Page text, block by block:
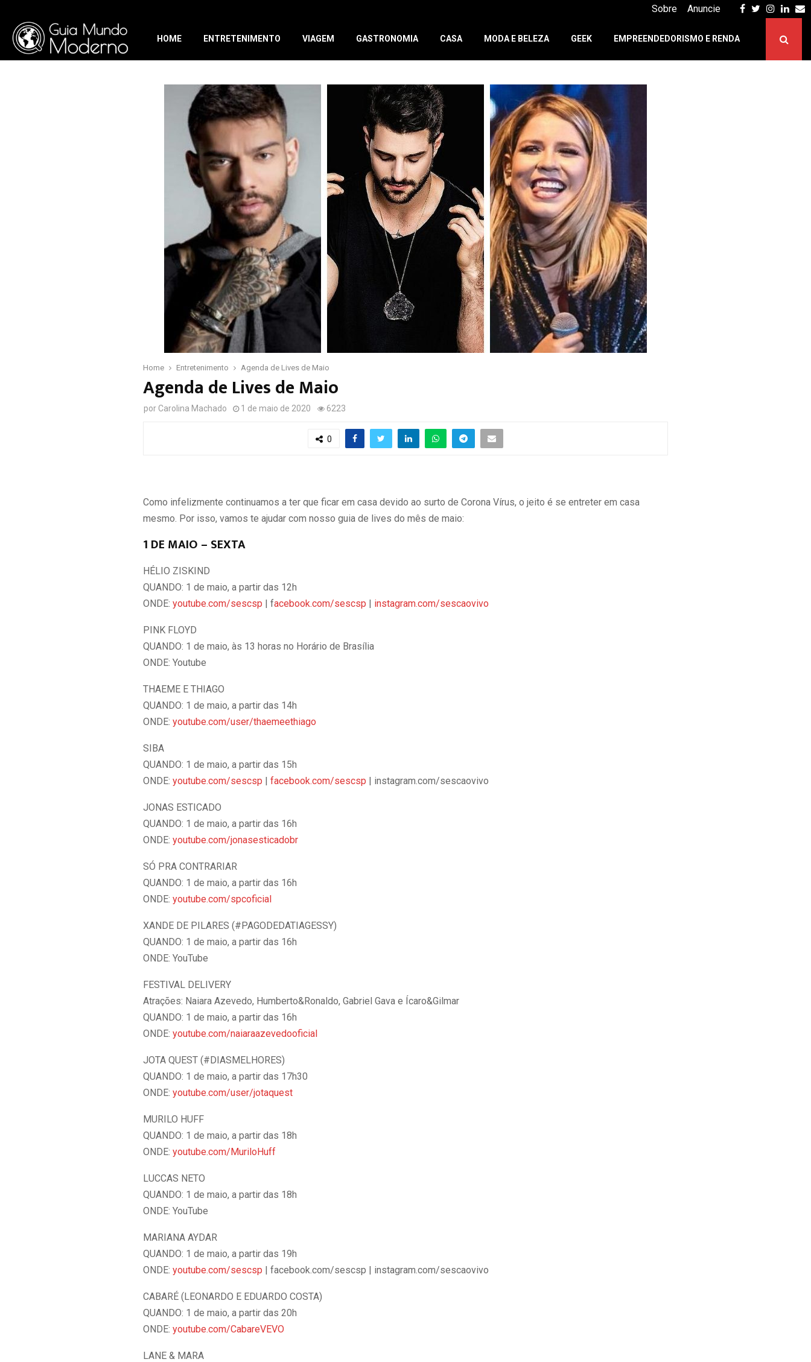
Facebook
Twitter
Sobre Anuncie
HOME ENTRETENIMENTO VIAGEM GASTRONOMIA CASA MODA E BELEZA GEEK EMPREENDEDORISMO E RENDA
Home Entretenimento Agenda de Lives de Maio
Agenda de Lives de Maio
por Carolina Machado 1 de maio de 2020 6223
0
Como infelizmente continuamos a ter que ficar em casa devido ao surto de Corona Vírus, o jeito é se entreter em casa
mesmo. Por isso, vamos te ajudar com nosso guia de lives do mês de maio:
1 DE MAIO – SEXTA
HÉLIO ZISKIND
QUANDO: 1 de maio, a partir das 12h
ONDE: youtube.com/sescsp | facebook.com/sescsp | instagram.com/sescaovivo
PINK FLOYD
QUANDO: 1 de maio, às 13 horas no Horário de Brasília
ONDE: Youtube
THAEME E THIAGO
QUANDO: 1 de maio, a partir das 14h
ONDE: youtube.com/user/thaemeethiago
SIBA
QUANDO: 1 de maio, a partir das 15h
ONDE: youtube.com/sescsp | facebook.com/sescsp | instagram.com/sescaovivo
JONAS ESTICADO
QUANDO: 1 de maio, a partir das 16h
ONDE: youtube.com/jonasesticadobr
SÓ PRA CONTRARIAR
QUANDO: 1 de maio, a partir das 16h
ONDE: youtube.com/spcoficial
XANDE DE PILARES (#PAGODEDATIAGESSY)
QUANDO: 1 de maio, a partir das 16h
ONDE: YouTube
FESTIVAL DELIVERY
Atrações: Naiara Azevedo, Humberto&Ronaldo, Gabriel Gava e Ícaro&Gilmar
QUANDO: 1 de maio, a partir das 16h
ONDE: youtube.com/naiaraazevedooficial
JOTA QUEST (#DIASMELHORES)
QUANDO: 1 de maio, a partir das 17h30
ONDE: youtube.com/user/jotaquest
MURILO HUFF
QUANDO: 1 de maio, a partir das 18h
ONDE: youtube.com/MuriloHuff
LUCCAS NETO
QUANDO: 1 de maio, a partir das 18h
ONDE: YouTube
MARIANA AYDAR
QUANDO: 1 de maio, a partir das 19h
ONDE: youtube.com/sescsp | facebook.com/sescsp | instagram.com/sescaovivo
CABARÉ (LEONARDO E EDUARDO COSTA)
QUANDO: 1 de maio, a partir das 20h
ONDE: youtube.com/CabareVEVO
LANE & MARA